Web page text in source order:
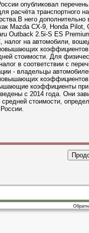
опубликовал
расчёта транспортного
него
Mazda CX-9, Honda
Outback 2.5i-S ES
на автомобили,
коэффициентов
стоимости. Для
в соответствии с
- владельцы
коэффициенты при
с 2014 года. Они
средней стоимости,